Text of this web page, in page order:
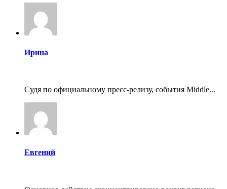
Ирина
Судя по официальному пресс-релизу, события Middle...
Евгений